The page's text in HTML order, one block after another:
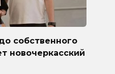
собственного
новочеркасский